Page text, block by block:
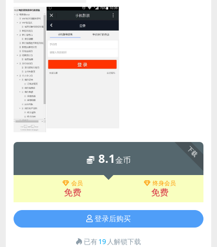
下载
8.1金币
会员
免费
终身会员
免费
登录后购买
已有19 人解锁下载